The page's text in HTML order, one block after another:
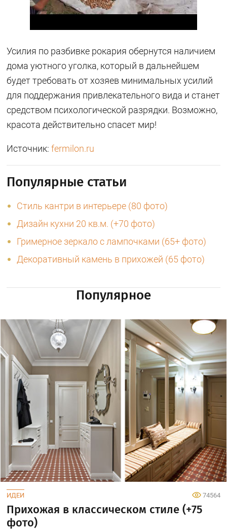
Усилия по разбивке рокария обернутся наличием
дома уютного уголка, который в дальнейшем
будет требовать от хозяев минимальных усилий
для поддержания привлекательного вида и станет
средством психологической разрядки. Возможно,
красота действительно спасет мир!
Источник:fermilon.ru
Популярные статьи
Стиль кантри в интерьере (80 фото)
Дизайн кухни 20 кв.м. (+70 фото)
Гримерное зеркало с лампочками (65+ фото)
Декоративный камень в прихожей (65 фото)
Популярное
ИДЕИ 74564
Прихожая в классическом стиле (+75
фото)